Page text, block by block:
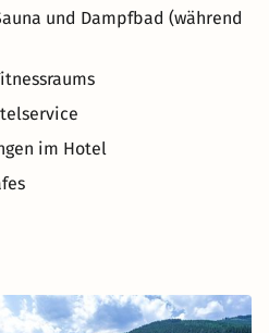
und Dampfbad (während
im Hotel